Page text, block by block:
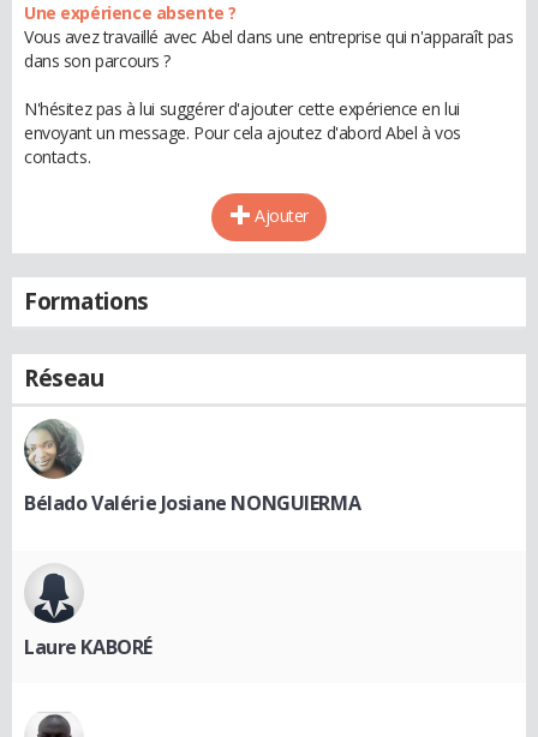
Une expérience absente ?
Vous avez travaillé avec Abel dans une entreprise qui n'apparaît pas
dans son parcours ?
N'hésitez pas à lui suggérer d'ajouter cette expérience en lui
envoyant un message. Pour cela ajoutez d'abord Abel à vos
contacts.
Ajouter
Formations
Réseau
Bélado Valérie Josiane NONGUIERMA
Laure KABORÉ